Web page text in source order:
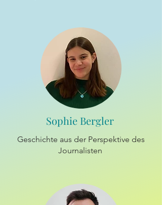
Sophie Bergler
Geschichte aus der Perspektive des
Journalisten